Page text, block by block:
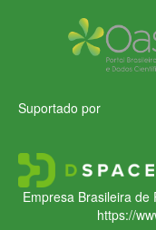
Suportado por
Empresa Brasileira de
https://